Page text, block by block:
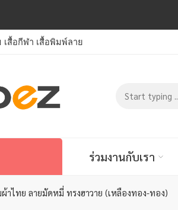
สื้อกีฬา เสื้อพิมพ์ลาย
ร่วมงานกับเรา
าไทย ลายมัดหมี่ ทรงฮาวาย (เหลืองทอง-ทอง)